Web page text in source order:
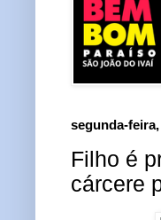
segunda-
Filho é
cárcere